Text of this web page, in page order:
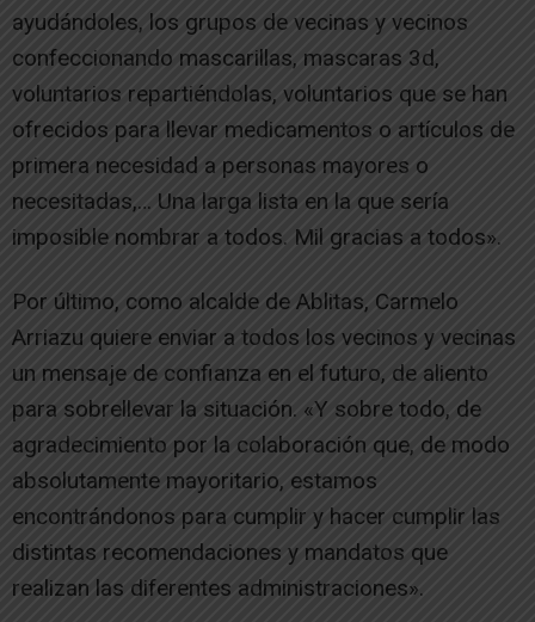
ayudándoles, los grupos de vecinas y vecinos
confeccionando mascarillas, mascaras 3d,
voluntarios repartiéndolas, voluntarios que se han
ofrecidos para llevar medicamentos o artículos de
primera necesidad a personas mayores o
necesitadas,… Una larga lista en la que sería
imposible nombrar a todos. Mil gracias a todos».
Por último, como alcalde de Ablitas, Carmelo
Arriazu quiere enviar a todos los vecinos y vecinas
un mensaje de confianza en el futuro, de aliento
para sobrellevar la situación. «Y sobre todo, de
agradecimiento por la colaboración que, de modo
absolutamente mayoritario, estamos
encontrándonos para cumplir y hacer cumplir las
distintas recomendaciones y mandatos que
realizan las diferentes administraciones».